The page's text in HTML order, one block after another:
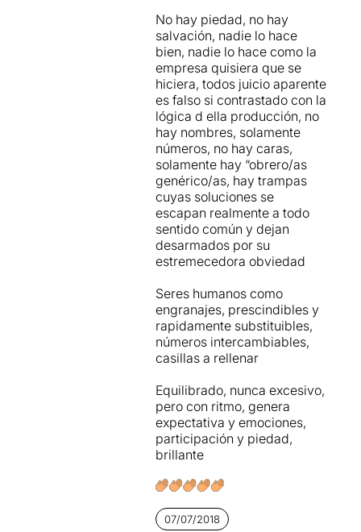
espectadors, entre ells en
Miquel, desconnecten
totalment.
Una proposta que pretenia
demanar la implicació de
l'espectador, precisament
traslladant-li la tensió que es
derivaria d'una situació com
la plantejada;
malauradament al nostre
entendre, li manca
justament, una participació
més activa del públic.
Quan en una proposta de
t'adones que
constantment estàs mirant
el rellotge... i sembla que no
passa el temps... alguna
cosa passa.
Haig de confessar que la
proposta em va avorrir
força, (opina en Miquel),
malgrat que el tema a priori
m'interessava i molt.
Per veure la ressenya
original, només cal clicar en
aquestENLLAÇ
No hay piedad, no hay
salvación, nadie lo hace
bien, nadie lo hace como la
empresa quisiera que se
hiciera, todos juicio aparente
es falso si contrastado con la
lógica d ella producción, no
hay nombres, solamente
números, no hay caras,
solamente hay “obrero/as
genérico/as, hay trampas
cuyas soluciones se
escapan realmente a todo
sentido común y dejan
desarmados por su
estremecedora obviedad
Seres humanos como
engranajes, prescindibles y
rapidamente substituibles,
números intercambiables,
casillas a rellenar
Equilibrado, nunca excesivo,
pero con ritmo, genera
expectativa y emociones,
participación y piedad,
brillante
07/07/2018